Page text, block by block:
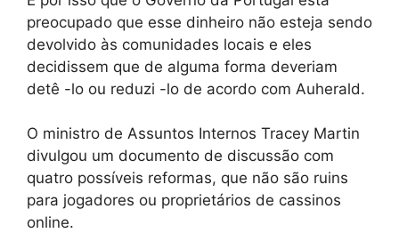
preocupado que esse dinheiro não esteja sendo
devolvido às comunidades locais e eles
decidissem que de alguma forma deveriam
detê -lo ou reduzi -lo de acordo com Auherald.
O ministro de Assuntos Internos Tracey Martin
divulgou um documento de discussão com
quatro possíveis reformas, que não são ruins
para jogadores ou proprietários de cassinos
online.